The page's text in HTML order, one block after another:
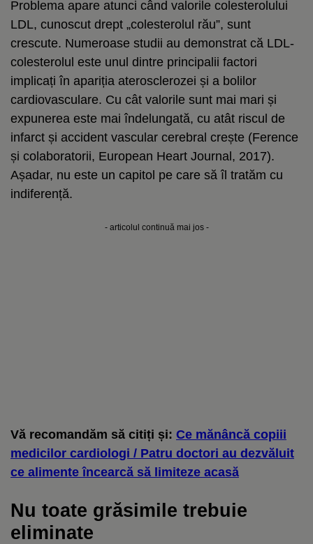
Problema apare atunci când valorile colesterolului
LDL, cunoscut drept „colesterolul rău”, sunt
crescute. Numeroase studii au demonstrat că LDL-
colesterolul este unul dintre principalii factori
implicați în apariția aterosclerozei și a bolilor
cardiovasculare. Cu cât valorile sunt mai mari și
expunerea este mai îndelungată, cu atât riscul de
infarct și accident vascular cerebral crește (Ference
și colaboratorii, European Heart Journal, 2017).
Așadar, nu este un capitol pe care să îl tratăm cu
indiferență.
- articolul continuă mai jos -
Vă recomandăm să citiți și: Ce mănâncă copiii
medicilor cardiologi / Patru doctori au dezvăluit
ce alimente încearcă să limiteze acasă
Nu toate grăsimile trebuie
eliminate